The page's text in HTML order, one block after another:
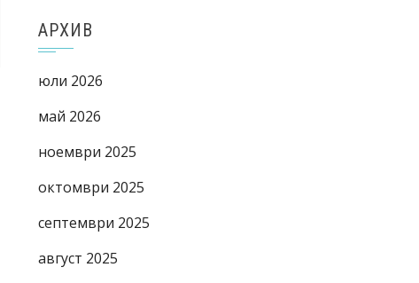
АРХИВ
юли 2026
май 2026
ноември 2025
октомври 2025
септември 2025
август 2025